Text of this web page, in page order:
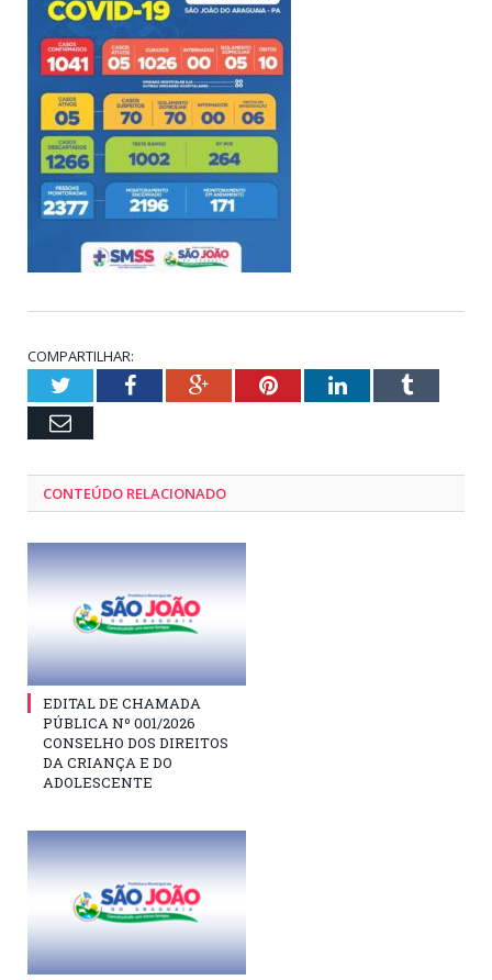
COMPARTILHAR:
TwitterFacebookGoogle+PinterestLinkedInTumblr
Email
CONTEÚDO RELACIONADO
EDITAL DE CHAMADA
PÚBLICA Nº 001/2026
CONSELHO DOS DIREITOS
DA CRIANÇA E DO
ADOLESCENTE